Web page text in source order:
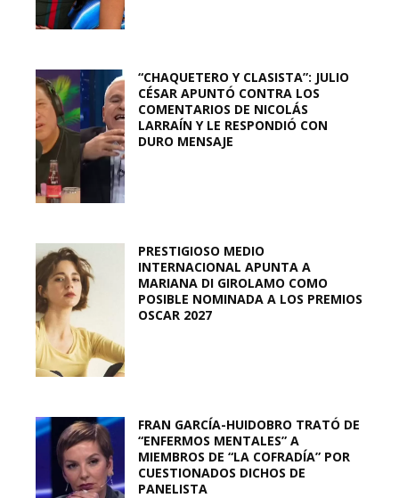
“CHAQUETERO Y CLASISTA”: JULIO
CÉSAR APUNTÓ CONTRA LOS
COMENTARIOS DE NICOLÁS
LARRAÍN Y LE RESPONDIÓ CON
DURO MENSAJE
PRESTIGIOSO MEDIO
INTERNACIONAL APUNTA A
MARIANA DI GIROLAMO COMO
POSIBLE NOMINADA A LOS PREMIOS
OSCAR 2027
FRAN GARCÍA-HUIDOBRO TRATÓ DE
“ENFERMOS MENTALES” A
MIEMBROS DE “LA COFRADÍA” POR
CUESTIONADOS DICHOS DE
PANELISTA